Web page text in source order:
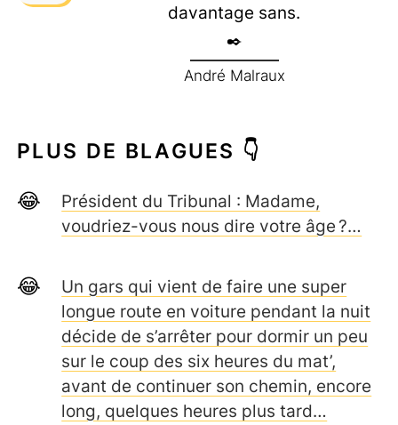
davantage sans.
André Malraux
PLUS DE BLAGUES 👇
Président du Tribunal : Madame,
voudriez-vous nous dire votre âge ?…
Un gars qui vient de faire une super
longue route en voiture pendant la nuit
décide de s’arrêter pour dormir un peu
sur le coup des six heures du mat’,
avant de continuer son chemin, encore
long, quelques heures plus tard…